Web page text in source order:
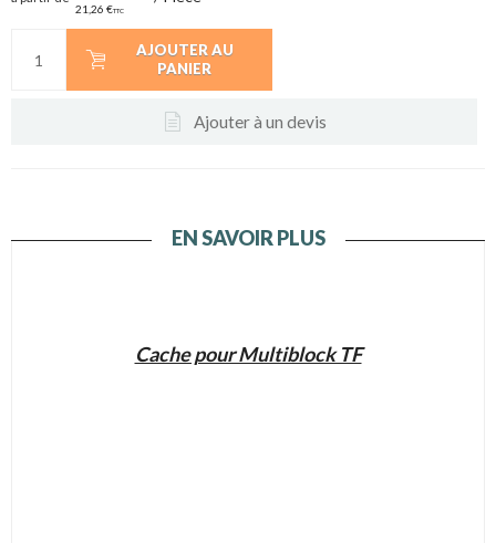
21,26 €TTC
AJOUTER AU
PANIER
Ajouter à un devis
EN SAVOIR PLUS
Cache pour Multiblock TF